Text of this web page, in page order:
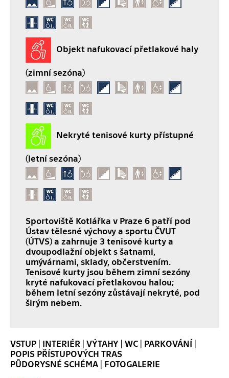
Objekt nafukovací přetlakové haly
(zimní sezóna)
Nekryté tenisové kurty přístupné
(letní sezóna)
Sportoviště Kotlářka v Praze 6 patří pod
Ústav tělesné výchovy a sportu ČVUT
(ÚTVS) a zahrnuje 3 tenisové kurty a
dvoupodlažní objekt s šatnami,
umývárnami, sklady, občerstvením.
Tenisové kurty jsou během zimní sezóny
kryté nafukovací přetlakovou halou;
během letní sezóny zůstávají nekryté, pod
širým nebem.
VSTUP | INTERIÉR | VÝTAHY | WC | PARKOVÁNÍ|
POPIS PŘÍSTUPOVÝCH TRAS
PŮDORYSNÉ SCHÉMA | FOTOGALERIE